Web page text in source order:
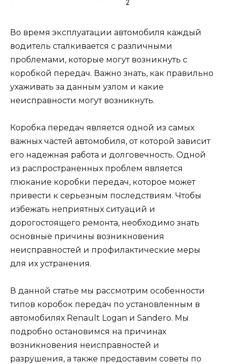
Во время эксплуатации автомобиля каждый
водитель сталкивается с различными
проблемами, которые могут возникнуть с
коробкой передач. Важно знать, как правильно
ухаживать за данным узлом и какие
неисправности могут возникнуть.
Коробка передач является одной из самых
важных частей автомобиля, от которой зависит
его надежная работа и долговечность. Одной
из распространенных проблем является
глюкание коробки передач, которое может
привести к серьезным последствиям. Чтобы
избежать неприятных ситуаций и
дорогостоящего ремонта, необходимо знать
основные причины возникновения
неисправностей и профилактические меры
для их устранения.
В данной статье мы рассмотрим особенности
типов коробок передач по установленным в
автомобилях Renault Logan и Sandero. Мы
подробно остановимся на причинах
возникновения неисправностей и
разрушения, а также предоставим советы по